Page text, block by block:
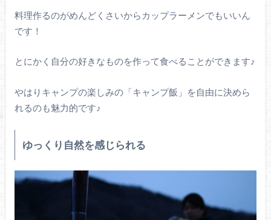
料理作るのがめんどくさいからカップラーメンでもいいん
です！
とにかく自分の好きなものを作って食べることができます♪
やはりキャンプの楽しみの「キャンプ飯」を自由に決めら
れるのも魅力的です♪
ゆっくり自然を感じられる